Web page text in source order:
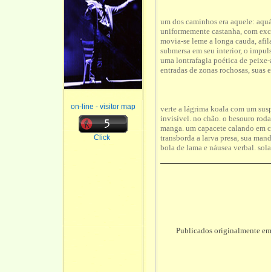
on-line - visitor map
Click
um dos caminhos era aquele:
uniformemente castanha, com
movia-se leme a longa cauda,
submersa em seu interior, o
uma lontrafagia poética de
entradas de zonas rochosas,
verte a lágrima koala com um
invisível. no chão. o besouro
manga. um capacete calando em
transborda a larva presa, sua
bola de lama e náusea verbal.
Publicados originalmente